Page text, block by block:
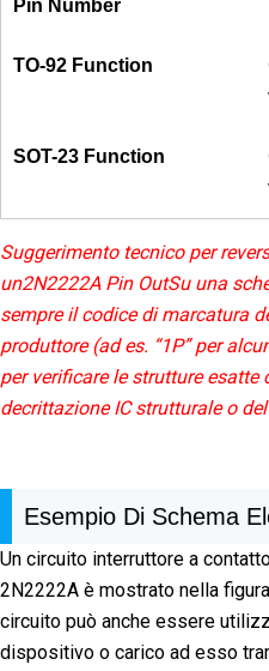
Suggerimento tecnico per
un2N2222A Pin OutSu una
sempre il codice di marcatura
produttore (ad es. “1P” per
per verificare le strutture
decrittazione IC strutturale o
Esempio Di Schema
Un circuito interruttore a
2N2222A è mostrato nella
circuito può anche essere
dispositivo o carico ad esso